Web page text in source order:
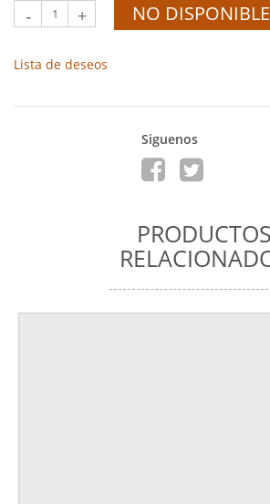
- + NO DISPONIBLE
Lista de deseos
Siguenos
PRODUCTOS